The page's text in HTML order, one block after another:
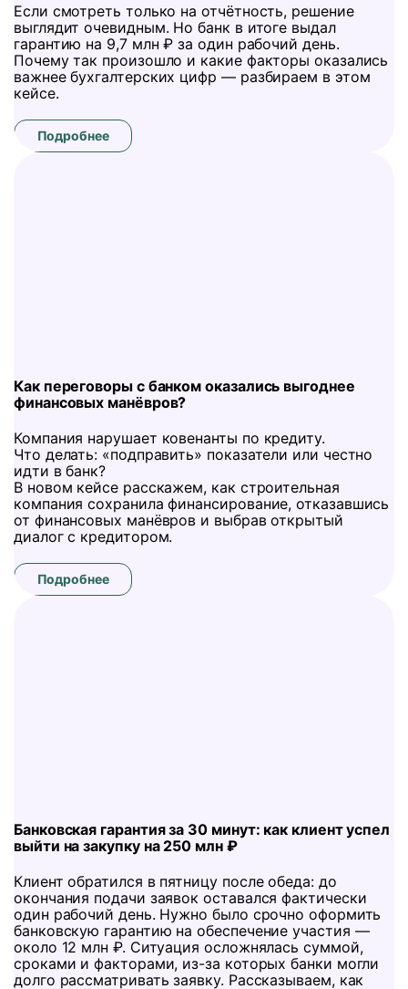
Если смотреть только на отчётность, решение
выглядит очевидным. Но банк в итоге выдал
гарантию на 9,7 млн ₽ за один рабочий день.
Почему так произошло и какие факторы оказались
важнее бухгалтерских цифр — разбираем в этом
кейсе.
Подробнее
Как переговоры с банком оказались выгоднее
финансовых манёвров?
Компания нарушает ковенанты по кредиту.
Что делать: «подправить» показатели или честно
идти в банк?
В новом кейсе расскажем, как строительная
компания сохранила финансирование, отказавшись
от финансовых манёвров и выбрав открытый
диалог с кредитором.
Подробнее
Банковская гарантия за 30 минут: как клиент успел
выйти на закупку на 250 млн ₽
Клиент обратился в пятницу после обеда: до
окончания подачи заявок оставался фактически
один рабочий день. Нужно было срочно оформить
банковскую гарантию на обеспечение участия —
около 12 млн ₽. Ситуация осложнялась суммой,
сроками и факторами, из-за которых банки могли
долго рассматривать заявку. Рассказываем, как